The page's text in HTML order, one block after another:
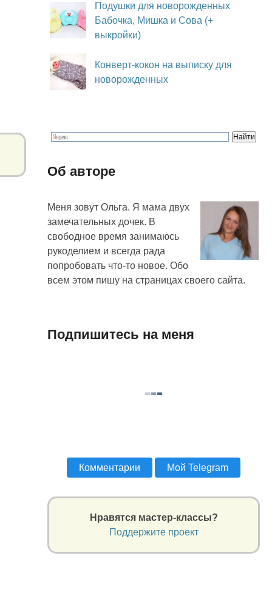
Подушки для новорожденных
Бабочка, Мишка и Сова (+
выкройки)
Конверт-кокон на выписку для
новорожденных
Об авторе
Меня зовут Ольга. Я мама двух
замечательных дочек. В
свободное время занимаюсь
рукоделием и всегда рада
попробовать что-то новое. Обо
всем этом пишу на страницах своего сайта.
Подпишитесь на меня
Комментарии Мой Telegram
Нравятся мастер-классы?
Поддержите проект